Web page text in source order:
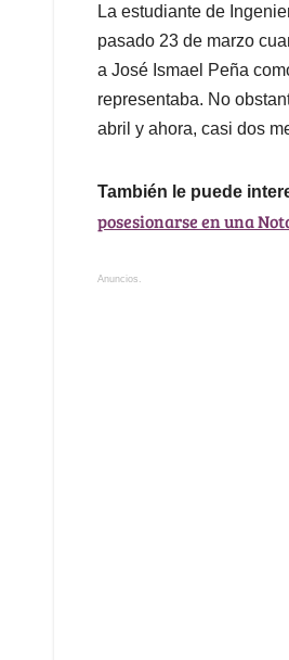
La estudiante de
pasado 23 de marzo
a José Ismael Peña
representaba. No
abril y ahora, casi dos
También le puede
posesionarse en una
Anuncios.